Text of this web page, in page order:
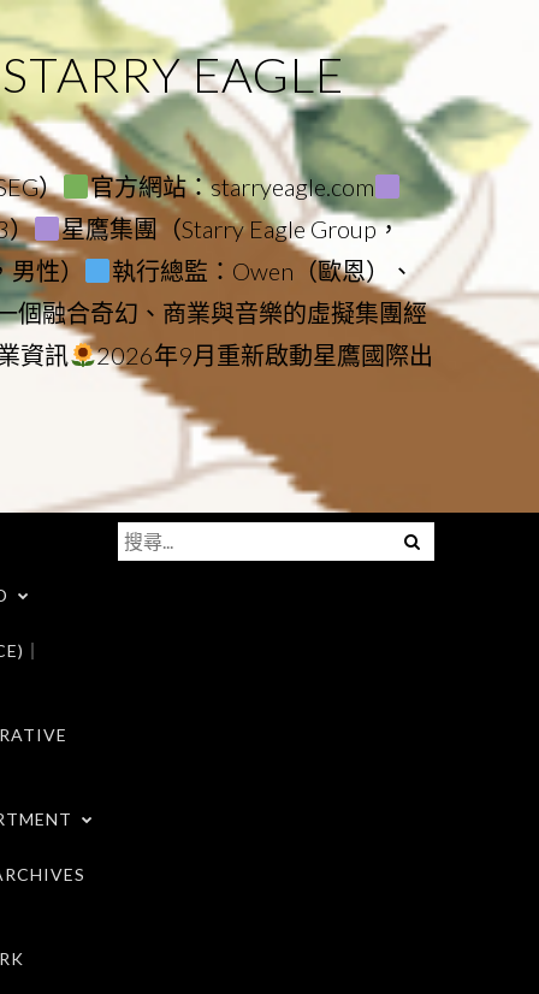
EAGLE
）
官方網站：starryeagle.com
）
星鷹集團（Starry Eagle Group，
性）
執行總監：Owen（歐恩）、
個融合奇幻、商業與音樂的虛擬集團經
資訊
2026年9月重新啟動星鷹國際出
｜
Menu
搜
尋